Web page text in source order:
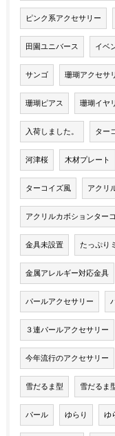
ピンク系アクセサリー
田園ユニバース イベ
サンゴ 珊瑚アクセサ
珊瑚ピアス 珊瑚イヤ
入荷しました。 ター
河津桜 木材プレート
ターコイズ風 アクリ
アクリルカボションター
金具未設置 たっぷり
金属アレルギー対応金具
パールアクセサリー
３連パールアクセサリー
今年流行のアクセサリー
雪だるま型 雪だるま
パール ゆらり ゆ